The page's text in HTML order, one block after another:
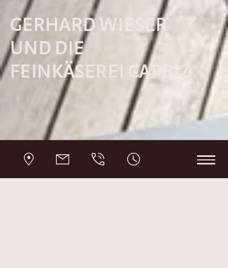
GERHARD WIESER
UND DIE
FEINKÄSEREI CAPRIZ